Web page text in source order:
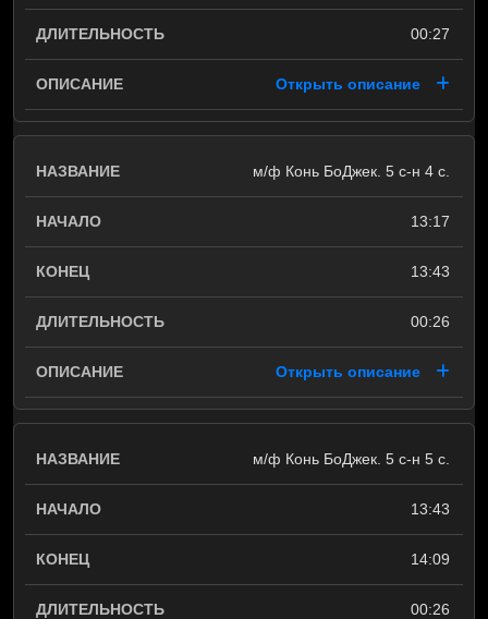
00:27
Открыть описание
м/ф Конь БоДжек. 5 с-н 4 с.
13:17
13:43
00:26
Открыть описание
м/ф Конь БоДжек. 5 с-н 5 с.
13:43
14:09
00:26